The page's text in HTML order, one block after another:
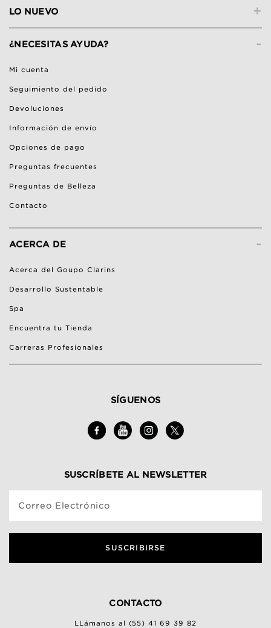
+
LO NUEVO
-
¿NECESITAS AYUDA?
Mi cuenta
Seguimiento del pedido
Devoluciones
Información de envío
Opciones de pago
Preguntas frecuentes
Preguntas de Belleza
Contacto
-
ACERCA DE
Acerca del Goupo Clarins
Desarrollo Sustentable
Spa
Encuentra tu Tienda
Carreras Profesionales
SÍGUENOS
SUSCRÍBETE AL NEWSLETTER
Correo Electrónico
SUSCRIBIRSE
CONTACTO
LLámanos al (55) 41 69 39 82